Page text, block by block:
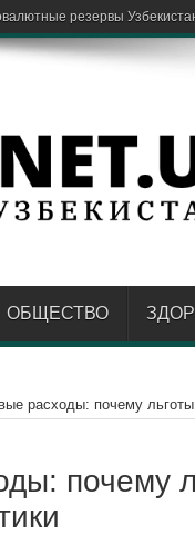
хотят восстановить
ОБЩЕСТВО
расходы: почему
почему